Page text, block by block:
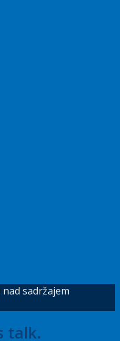
nad sadržajem
talk.